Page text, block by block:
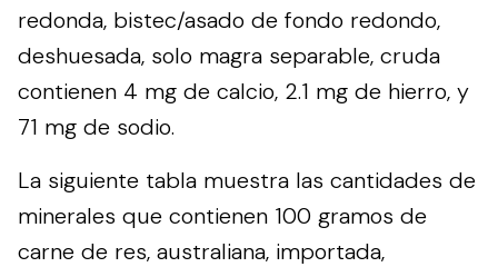
redonda, bistec/asado de fondo redondo,
deshuesada, solo magra separable, cruda
contienen 4 mg de calcio, 2.1 mg de hierro, y
71 mg de sodio.
La siguiente tabla muestra las cantidades de
minerales que contienen 100 gramos de
carne de res, australiana, importada,